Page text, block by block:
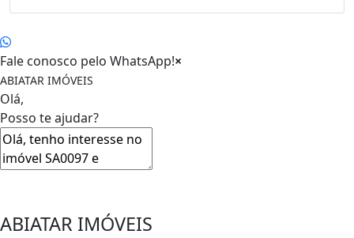
Fale conosco pelo WhatsApp!×
ABIATAR IMÓVEIS
Olá,
Posso te ajudar?
ABIATAR IMÓVEIS